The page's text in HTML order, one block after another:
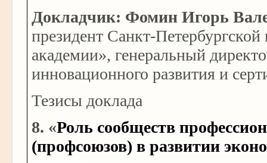
Докладчик: Фомин Игорь
президент Санкт-
академии», генеральный
инновационного развития и
Тезисы доклада
8. «Роль сообществ
(профсоюзов) в развитии